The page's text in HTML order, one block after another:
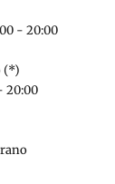
- 20:00
(*)
20:00